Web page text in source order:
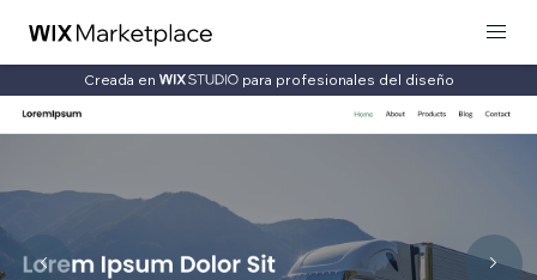
Creada en para profesionales del diseño